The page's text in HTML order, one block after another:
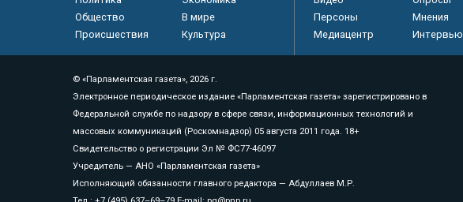
Общество
В мире
Происшествия
Культура
Персоны
Мнения
Медиацентр
Интервью
© «Парламентская газета», 2026 г.
Электронное периодическое издание «Парламентская газета» зарегистрировано в
Федеральной службе по надзору в сфере связи, информационных технологий и
массовых коммуникаций (Роскомнадзор) 05 августа 2011 года. 18+
Свидетельство о регистрации Эл № ФС77-46097
Учредитель — АНО «Парламентская газета»
Исполняющий обязанности главного редактора — Абдуллаев М.Р.